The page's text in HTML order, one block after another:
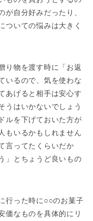
が自分好みだったり、
ついての悩みは大きく
り物を渡す時に「お返
いるので、気を使わな
あげると相手は安心す
うはいかないでしょう
ルを下げておいた方が
もいるかもしれません
言ってたくらいだか
」とちょうど良いもの
行った時に○○のお菓子
価なものを具体的にリ